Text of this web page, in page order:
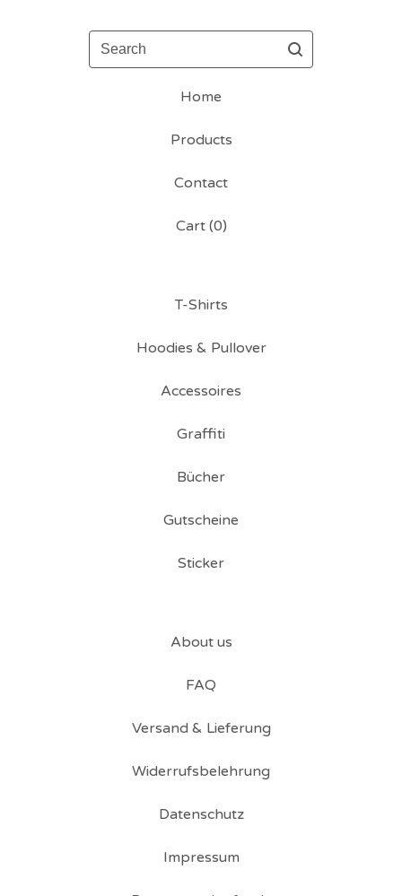
Search
Home
Products
Contact
Cart (0)
T-Shirts
Hoodies & Pullover
Accessoires
Graffiti
Bücher
Gutscheine
Sticker
About us
FAQ
Versand & Lieferung
Widerrufsbelehrung
Datenschutz
Impressum